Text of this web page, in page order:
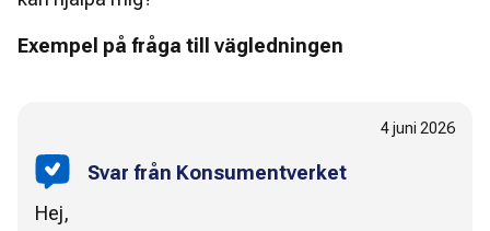
Exempel på fråga till vägledningen
Svar från Konsumentverket
4 juni 2026
Hej,